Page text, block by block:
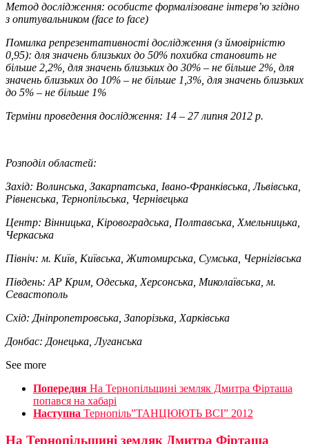
Метод дослідження: особисте формалізоване інтерв’ю згідно
з опитувальником (face to face)
Помилка репрезентативності дослідження (з ймовірністю
0,95): для значень близьких до 50% похибка становить не
більше 2,2%, для значень близьких до 30% – не більше 2%, для
значень близьких до 10% – не більше 1,3%, для значень близьких
до 5% – не більше 1%
Терміни проведення дослідження: 14 – 27 липня 2012 р.
Розподіл областей:
Захід: Волинська, Закарпатська, Івано-Франківська, Львівська,
Рівненська, Тернопільська, Чернівецька
Центр: Вінницька, Кіровоградська, Полтавська, Хмельницька,
Черкаська
Північ: м. Київ, Київська, Житомирська, Сумська, Чернігівська
Південь: АР Крим, Одеська, Херсонська, Миколаївська, м.
Севастополь
Схід: Дніпропетровська, Запорізька, Харківська
Донбас: Донецька, Луганська
See more
Попередня На Тернопільщині земляк Дмитра Фірташа
попався на хабарі
Наступна Тернопіль”ТАНЦЮЮТЬ ВСІ” 2012
На Тернопільщині земляк Дмитра Фірташа